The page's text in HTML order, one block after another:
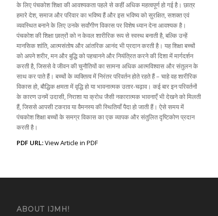
के लिए पंचकोश शिक्षा की आवश्यकता पहले से कहीं अधिक महत्वपूर्ण हो गई है। छात्र
हमारे देश, समाज और परिवार का भविष्य हैं और इस भविष्य को सुरक्षित, सशक्त एवं
व्यवस्थित बनाने के लिए उनके सर्वांगीण विकास पर विशेष ध्यान देना आवश्यक है।
पंचकोश की शिक्षा छात्रों को न केवल शारीरिक रूप से स्वस्थ बनाती है, बल्कि उन्हें
मानसिक शांति, आत्मसंतोष और आंतरिक आनंद भी प्रदान करती है। यह शिक्षा बच्चों
को अपने शरीर, मन और बुद्धि को पहचानने और नियंत्रित करने की दिशा में मार्गदर्शन
करती है, जिससे वे जीवन की चुनौतियों का सामना अधिक आत्मविश्वास और संतुलन के
साथ कर पाते हैं। बच्चों के व्यक्तित्व में निरंतर परिवर्तन होते रहते हैं – चाहे वह शारीरिक
विकास हो, बौद्धिक क्षमता में वृद्धि हो या भावनात्मक उतार-चढ़ाव। कई बार इन परिवर्तनों
के कारण उनमें उदासी, निराशा या क्रोध जैसी नकारात्मक भावनाएँ भी देखने को मिलती
हैं, जिससे आपसी टकराव या वैमनस्य की स्थितियाँ पैदा हो जाती हैं। ऐसे समय में
पंचकोश शिक्षा बच्चों के समग्र विकास का एक व्यापक और संतुलित दृष्टिकोण प्रदान
करती है।
PDF URL:View Article in PDF
ABOUT IJMH!